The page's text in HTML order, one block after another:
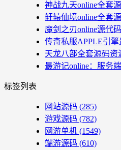
神战九天online全套
轩辕仙境online全套
魔剑之刃online源代
传奇私服APPLE引
天龙八部全套源码资
最游记online：服务
标签列表
网站源码 (285)
游戏源码 (782)
网游单机 (1549)
端游源码 (610)